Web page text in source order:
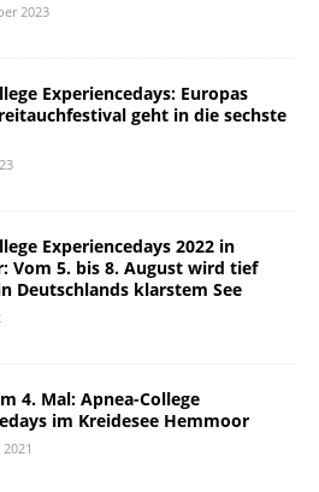
2023
Experiencedays: Europas
geht in die sechste
Experiencedays 2022 in
Vom 5. bis 8. August wird tief
Deutschlands klarstem See
4. Mal: Apnea-College
im Kreidesee Hemmoor